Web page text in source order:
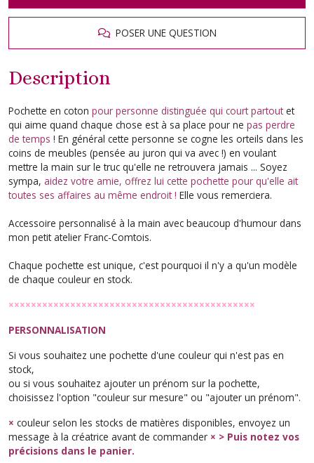
POSER UNE QUESTION
Description
Pochette en coton pour personne distinguée qui court partoutet
qui aime quand chaque chose est à sa place pour ne pas perdre
de temps ! En général cette personne se cogne les orteils dans les
coins de meubles (pensée au juron qui va avec !) en voulant
mettre la main sur le truc qu'elle ne retrouvera jamais ... Soyez
sympa, aidez votre amie, offrez lui cette pochette pour qu'elle ait
toutes ses affaires au même endroit ! Elle vous remerciera.
Accessoire personnalisé à la main avec beaucoup d'humour dans
mon petit atelier Franc-Comtois.
Chaque pochette est unique, c'est pourquoi il n'y a qu'un modèle
de chaque couleur en stock.
××××××××××××××××××××××××××××××××××××××××××××
PERSONNALISATION
Si vous souhaitez une pochette d'une couleur qui n'est pas en
stock,
ou si vous souhaitez ajouter un prénom sur la pochette,
choisissez l'option "couleur sur mesure" ou "ajouter un prénom".
× couleur selon les stocks de matières disponibles, envoyez un
message à la créatrice avant de commander × > Puis notez vos
précisions dans le panier.